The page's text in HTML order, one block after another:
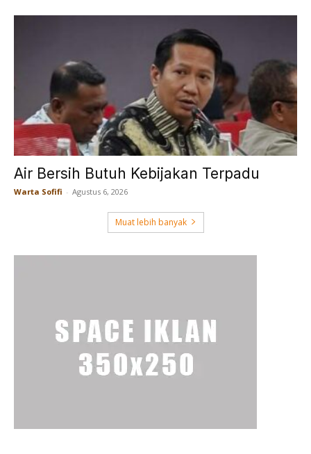
Air Bersih Butuh Kebijakan Terpadu
Warta Sofifi - Agustus 6, 2026
Muat lebih banyak